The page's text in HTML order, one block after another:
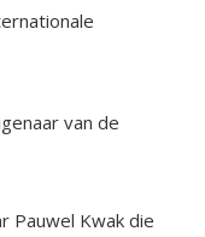
van de
Pauwel Kwak die